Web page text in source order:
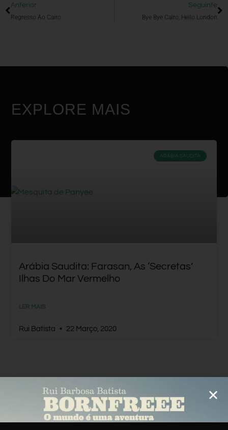
Anterior
Regresso Ao Cairo
Seguinte
Bye Bye Cairo, Hello London
EXPLORE MAIS
ARÁBIA SAUDITA
Arábia Saudita: Farasan, As ‘secretas’
Ilhas Do Mar Vermelho
LER MAIS
Rui Batista 22 Março, 2020